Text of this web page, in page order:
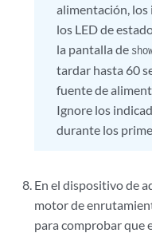
alimentación, los
los LED de
la pantalla de
tardar hasta 60
fuente de
Ignore los
durante los
En el dispositivo de
motor de
para comprobar que